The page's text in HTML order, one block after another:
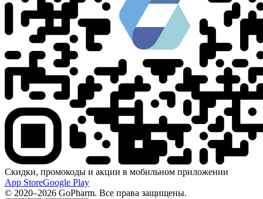
Скидки, промокоды и акции в мобильном приложении
App StoreGoogle Play
© 2020–2026 GoPharm. Все права защищены.